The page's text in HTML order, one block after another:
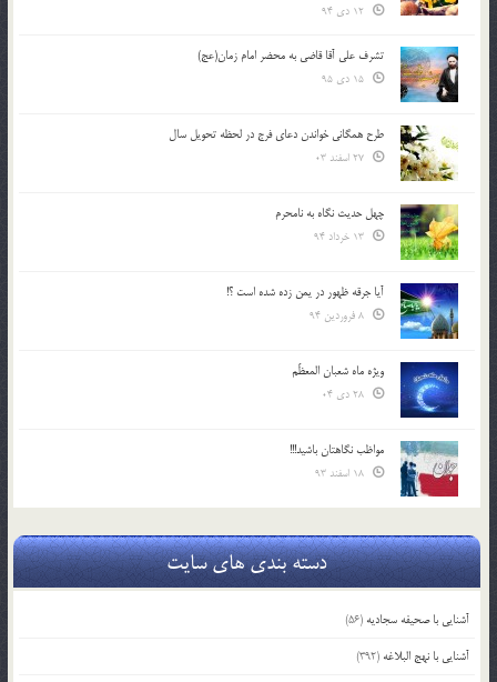
تشرف علي آقا قاضي به محضر امام زمان(عج)
طرح همگانی خواندن دعای فرج در لحظه تحویل سال
چهل حدیث نگاه به نامحرم
آیا جرقه ظهور در یمن زده شده است ؟!
ویژه ماه شعبان المعظّم
مواظب نگاهتان باشید!!!
دسته بندی های سایت
آشنایی با صحیفه سجادیه (56)
آشنایی با نهج البلاغه (392)